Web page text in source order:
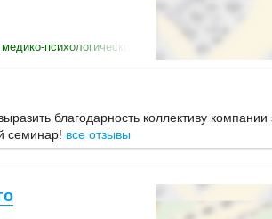
психологической помощи
благодарность коллективу компании
семинар! все отзывы